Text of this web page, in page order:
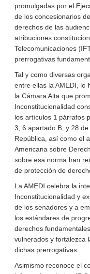
promulgadas por el
de los concesionarios
derechos de las
atribuciones
Telecomunicaciones
prerrogativas
Tal y como diversas
entre ellas la AMEDI, lo
la Cámara Alta que
Inconstitucionalidad
los artículos 1 párrafos
3, 6 apartado B; y 28
República, así como el
Americana sobre
sobre esa norma han
de protección de
La AMEDI celebra la
Inconstitucionalidad y
de los senadores y a
los estándares de
derechos
vulnerados y fortalezca
dichas prerrogativas.
Asimismo reconoce el